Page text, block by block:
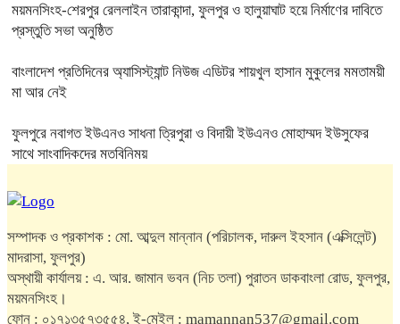
ময়মনসিংহ-শেরপুর রেললাইন তারাকান্দা, ফুলপুর ও হালুয়াঘাট হয়ে নির্মাণের দাবিতে
প্রস্তুতি সভা অনুষ্ঠিত
বাংলাদেশ প্রতিদিনের অ্যাসিস্ট্যান্ট নিউজ এডিটর শায়খুল হাসান মুকুলের মমতাময়ী
মা আর নেই
ফুলপুরে নবাগত ইউএনও সাধনা ত্রিপুরা ও বিদায়ী ইউএনও মোহাম্মদ ইউসুফের
সাথে সাংবাদিকদের মতবিনিময়
সম্পাদক ও প্রকাশক : মো. আব্দুল মান্নান (পরিচালক, দারুল ইহসান (এক্সিলেন্ট)
মাদরাসা, ফুলপুর)
অস্থায়ী কার্যালয় : এ. আর. জামান ভবন (নিচ তলা) পুরাতন ডাকবাংলা রোড, ফুলপুর,
ময়মনসিংহ।
ফোন : ০১৭১৩৫৭৩৫৫৪, ই-মেইল : mamannan537@gmail.com